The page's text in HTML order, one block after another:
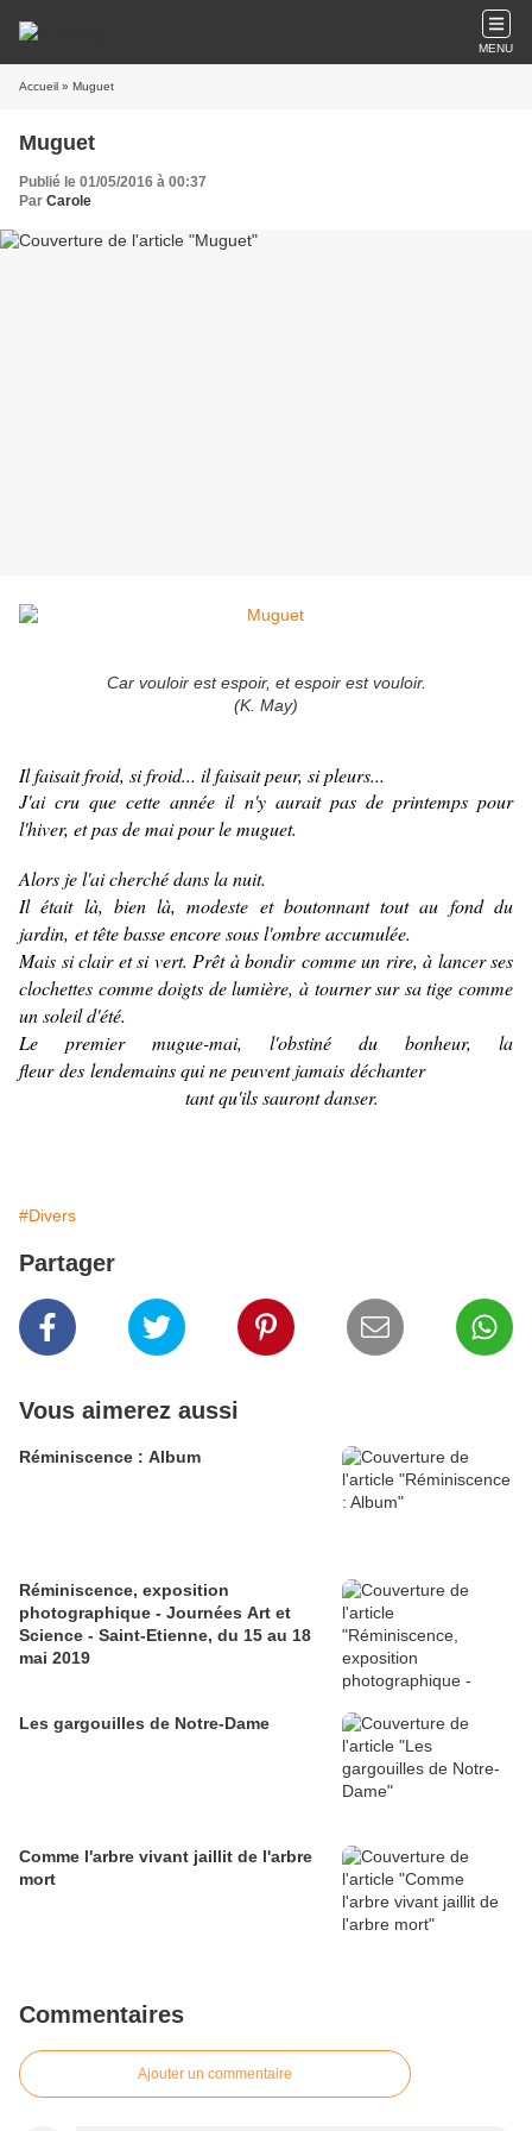
MENU
Accueil » Muguet
Muguet
Publié le 01/05/2016 à 00:37
Par Carole
Car vouloir est espoir, et espoir est vouloir.
(K. May)
Il faisait froid, si froid... il faisait peur, si pleurs...
J'ai cru que cette année il n'y aurait pas de printemps pour
l'hiver, et pas de mai pour le muguet.
Alors je l'ai cherché dans la nuit.
Il était là, bien là, modeste et boutonnant tout au fond du
jardin, et tête basse encore sous l'ombre accumulée.
Mais si clair et si vert. Prêt à bondir comme un rire, à lancer ses
clochettes comme doigts de lumière, à tourner sur sa tige comme
un soleil d'été.
Le premier mugue-mai, l'obstiné du bonheur, la
fleur des lendemains qui ne peuvent jamais déchanter
tant qu'ils sauront danser.
#Divers
Partager
Vous aimerez aussi
Réminiscence : Album
Réminiscence, exposition
photographique - Journées Art et
Science - Saint-Etienne, du 15 au 18
mai 2019
Les gargouilles de Notre-Dame
Comme l'arbre vivant jaillit de l'arbre
mort
Commentaires
Ajouter un commentaire